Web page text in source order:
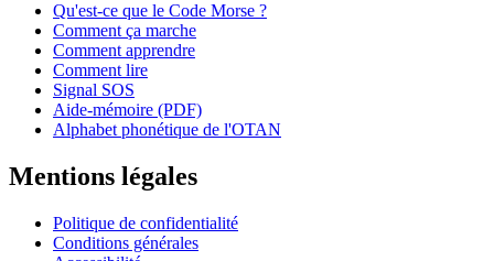
Qu'est-ce que le Code Morse ?
Comment ça marche
Comment apprendre
Comment lire
Signal SOS
Aide-mémoire (PDF)
Alphabet phonétique de l'OTAN
Mentions légales
Politique de confidentialité
Conditions générales